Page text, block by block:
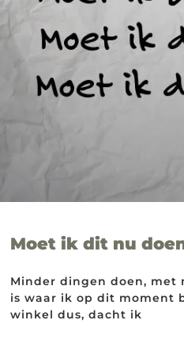
Moet ik dit nu
Minder dingen doen, met
is waar ik op dit moment
winkel dus, dacht ik